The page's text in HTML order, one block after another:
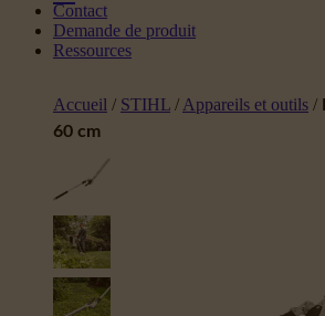
Contact
Demande de produit
Ressources
Accueil / STIHL / Appareils et outils /
60 cm